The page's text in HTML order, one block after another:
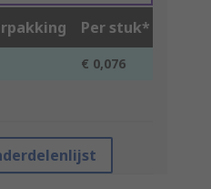
Per stuk*
€ 0,076